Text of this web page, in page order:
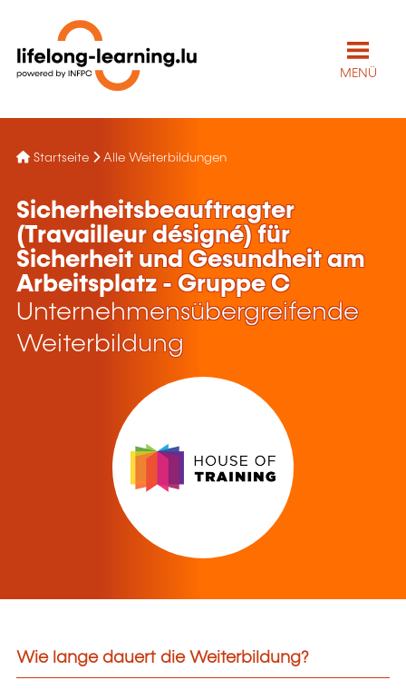
MENÜ
Startseite Alle Weiterbildungen
Sicherheitsbeauftragter
(Travailleur désigné) für
Sicherheit und Gesundheit am
Arbeitsplatz - Gruppe C
Unternehmensübergreifende
Weiterbildung
Wie lange dauert die Weiterbildung?